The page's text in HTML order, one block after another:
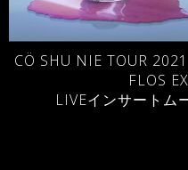
CÖ SHU NIE TOUR
FLOS
LIVEインサートム